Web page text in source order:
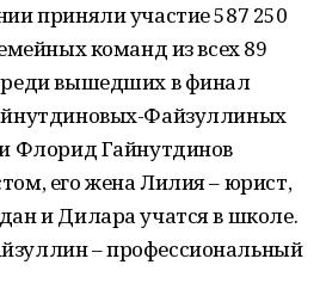
приняли участие 587 250
команд из всех 89
вышедших в финал
Файзуллиных
Флорид Гайнутдинов
его жена Лилия – юрист,
и Дилара учатся в школе.
– профессиональный